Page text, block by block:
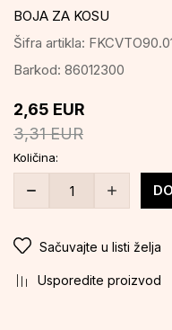
BOJA ZA KOSU
Šifra artikla:
Barkod: 86012300
3,31 EUR
2,65 EUR
Količina:
Sačuvajte u listi želja
Usporedite proizvod